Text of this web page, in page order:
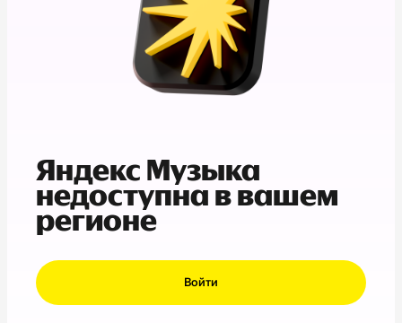
Яндекс Музыка
недоступна в вашем
регионе
Войти